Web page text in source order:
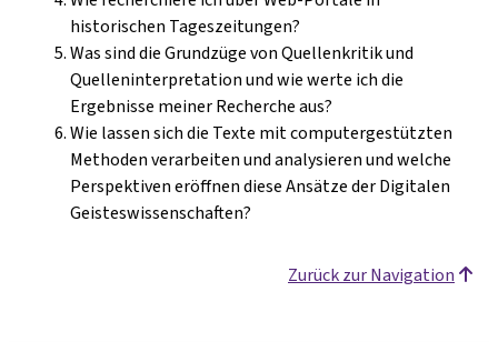
historischen Tageszeitungen?
Was sind die Grundzüge von Quellenkritik und
Quelleninterpretation und wie werte ich die
Ergebnisse meiner Recherche aus?
Wie lassen sich die Texte mit computergestützten
Methoden verarbeiten und analysieren und welche
Perspektiven eröffnen diese Ansätze der Digitalen
Geisteswissenschaften?
Zurück zur Navigation